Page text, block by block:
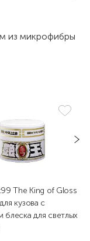
из микрофибры
The King of Gloss
кузова с
блеска для светлых